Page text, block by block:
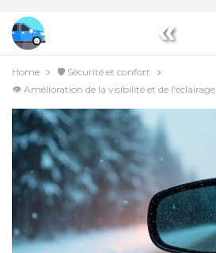
«
Home
🛡️ Sécurité et confort
👁️ Amélioration de la visibilité et de l'éclairage